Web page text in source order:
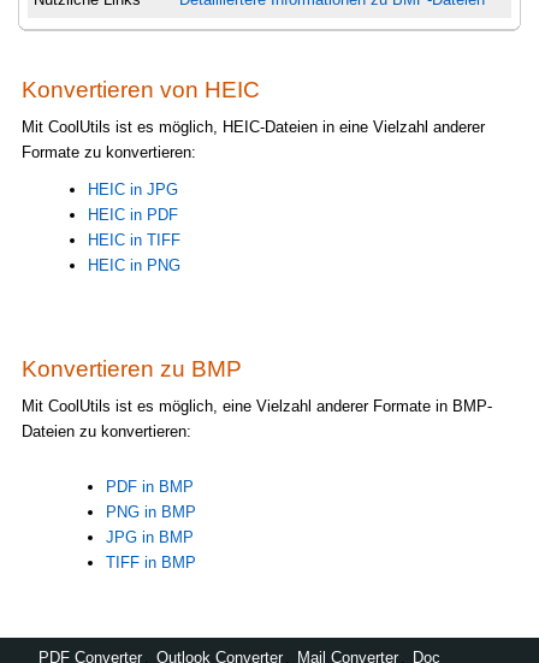
Konvertieren von HEIC
Mit CoolUtils ist es möglich, HEIC-Dateien in eine Vielzahl anderer
Formate zu konvertieren:
HEIC in JPG
HEIC in PDF
HEIC in TIFF
HEIC in PNG
Konvertieren zu BMP
Mit CoolUtils ist es möglich, eine Vielzahl anderer Formate in BMP-
Dateien zu konvertieren:
PDF in BMP
PNG in BMP
JPG in BMP
TIFF in BMP
PDF Converter Outlook Converter Mail Converter Doc